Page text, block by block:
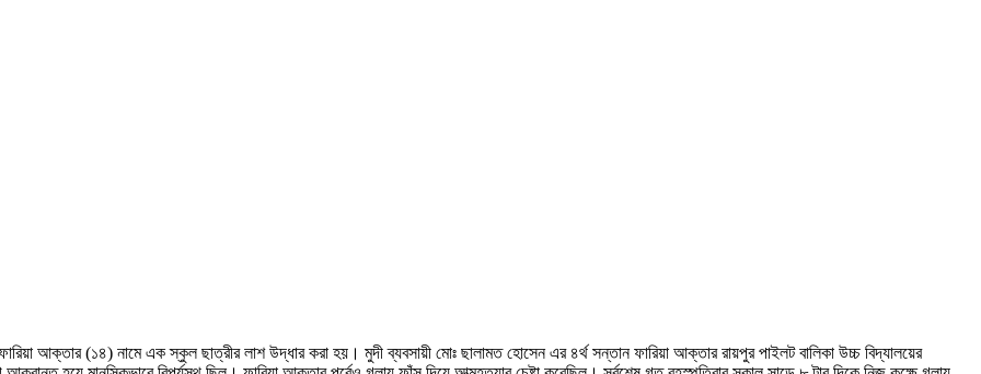
আক্তার (১৪) নামে এক স্কুল ছাত্রীর লাশ উদ্ধার করা হয়। মুদী ব্যবসায়ী মোঃ ছালামত হোসেন এর ৪র্থ সন্তান ফারিয়া আক্তার রায়পুর পাইলট বালিকা উচ্চ বিদ্যালয়ের